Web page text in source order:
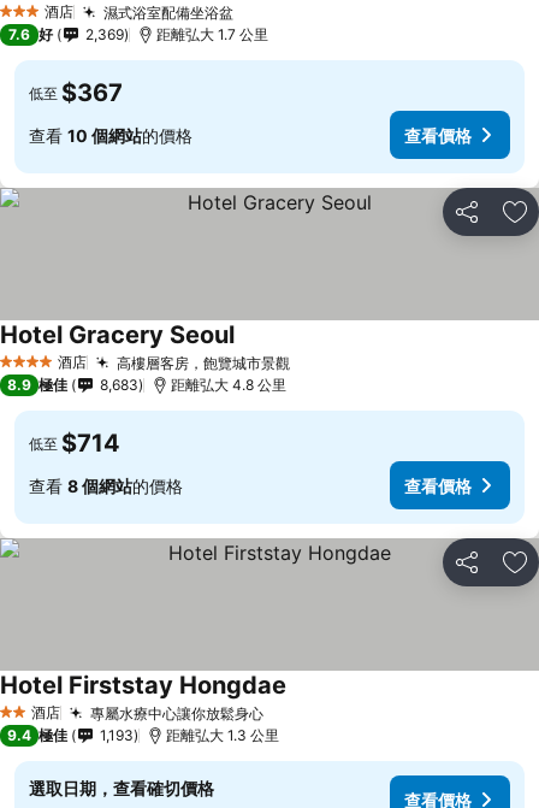
3 星級 酒店 濕式浴室配備坐浴盆
7.6 好 2,369 距離弘大 1.7 公里
低至 $367
查看 10 個網站的價格 查看價格
分享 放
4 星級 酒店 高樓層客房，飽覽城市景觀
Hotel Gracery Seoul
8.9 極佳 8,683 距離弘大 4.8 公里
低至 $714
查看 8 個網站的價格 查看價格
分享 放
2 星級酒店 專屬水療中心讓你放鬆身心
Hotel Firststay Hongdae
9.4 極佳 1,193 距離弘大 1.3 公里
選取日期，查看確切價格
查看價格